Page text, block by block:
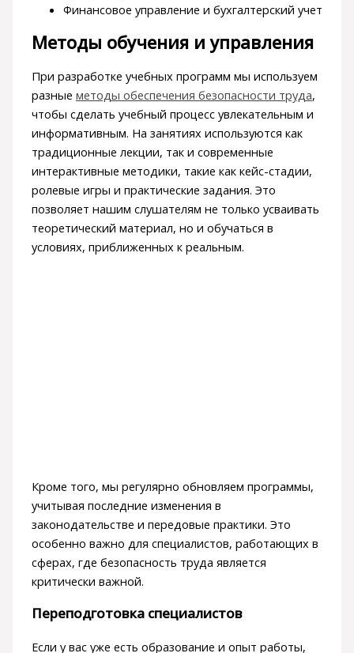
Финансовое управление и бухгалтерский учет
Методы обучения и управления
При разработке учебных программ мы используем
разные методы обеспечения безопасности труда,
чтобы сделать учебный процесс увлекательным и
информативным. На занятиях используются как
традиционные лекции, так и современные
интерактивные методики, такие как кейс-стадии,
ролевые игры и практические задания. Это
позволяет нашим слушателям не только усваивать
теоретический материал, но и обучаться в
условиях, приближенных к реальным.
Кроме того, мы регулярно обновляем программы,
учитывая последние изменения в
законодательстве и передовые практики. Это
особенно важно для специалистов, работающих в
сферах, где безопасность труда является
критически важной.
Переподготовка специалистов
Если у вас уже есть образование и опыт работы,